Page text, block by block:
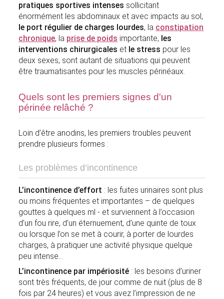
pratiques sportives intenses sollicitant
énormément les abdominaux et avec impacts au sol,
le port régulier de charges lourdes, la constipation
chronique, la prise de poids importante, les
interventions chirurgicales et le stress pour les
deux sexes, sont autant de situations qui peuvent
être traumatisantes pour les muscles périnéaux.
Quels sont les premiers signes d'un
périnée relâché ?
Loin d’être anodins, les premiers troubles peuvent
prendre plusieurs formes :
Les problèmes d’incontinence
L’incontinence d’effort : les fuites urinaires sont plus
ou moins fréquentes et importantes – de quelques
gouttes à quelques ml - et surviennent à l’occasion
d’un fou rire, d’un éternuement, d’une quinte de toux
ou lorsque l’on se met à courir, à porter de lourdes
charges, à pratiquer une activité physique quelque
peu intense
L’incontinence par impériosité : les besoins d’uriner
sont très fréquents, de jour comme de nuit (plus de 8
fois par 24 heures) et vous avez l’impression de ne